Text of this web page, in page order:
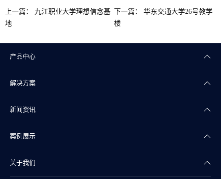
上一篇： 九江职业大学理想信念基
地
下一篇： 华东交通大学26号教学
楼
产品中心
楼宇自控
智能照明
智能传感
智慧物联
解决方案
智慧商业
智慧实验室
智慧水务
新闻资讯
公司新闻
产品干货
案例展示
智慧地产案例
关于我们